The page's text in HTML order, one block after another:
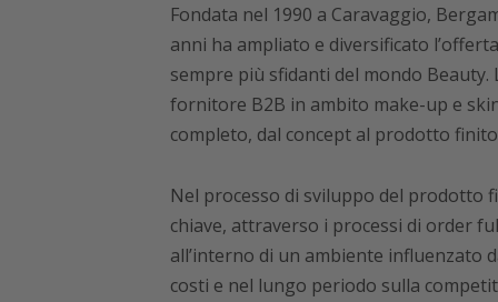
Fondata nel 1990 a Caravaggio,
anni ha ampliato e diversificato
sempre più sfidanti del mondo Beauty.
fornitore B2B in ambito make-up e
completo, dal concept al prodotto
Nel processo di sviluppo del prodotto
chiave, attraverso i processi di order
all’interno di un ambiente influenzato
costi e nel lungo periodo sulla